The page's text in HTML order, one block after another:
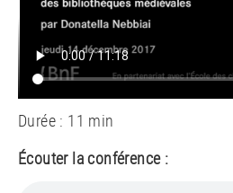
Durée : 11 min
Écouter la conférence :